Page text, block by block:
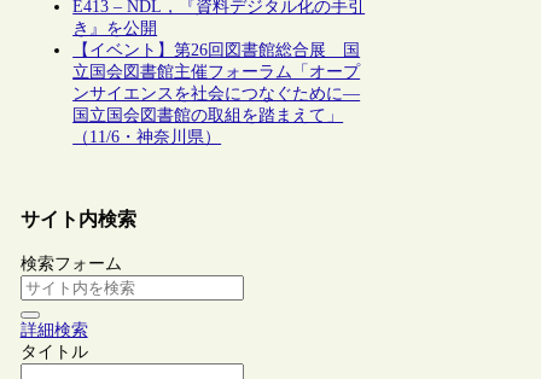
E413 – NDL，『資料デジタル化の手引
き』を公開
【イベント】第26回図書館総合展 国
立国会図書館主催フォーラム「オープ
ンサイエンスを社会につなぐために―
国立国会図書館の取組を踏まえて」
（11/6・神奈川県）
サイト内検索
検索フォーム
詳細検索
タイトル